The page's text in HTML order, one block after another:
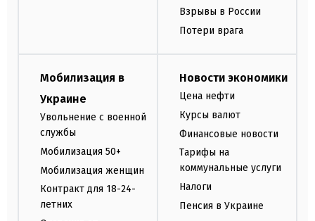
Взрывы в России
Потери врага
Мобилизация в
Украине
Увольнение с военной
службы
Мобилизация 50+
Мобилизация женщин
Контракт для 18-24-
летних
Новости экономики
Цена нефти
Курсы валют
Финансовые новости
Тарифы на
коммунальные услуги
Налоги
Пенсия в Украине